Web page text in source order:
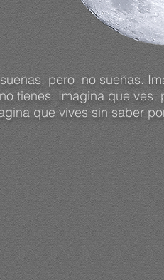
pero no sueñas.
tienes. Imagina que ves,
que vives sin saber